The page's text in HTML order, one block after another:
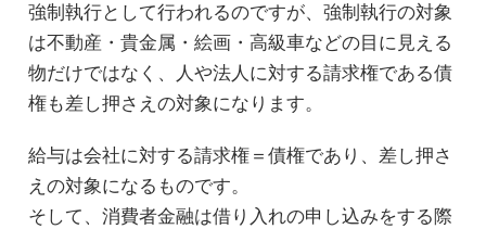
強制執行として行われるのですが、強制執行の対象
は不動産・貴金属・絵画・高級車などの目に見える
物だけではなく、人や法人に対する請求権である債
権も差し押さえの対象になります。
給与は会社に対する請求権＝債権であり、差し押さ
えの対象になるものです。
そして、消費者金融は借り入れの申し込みをする際